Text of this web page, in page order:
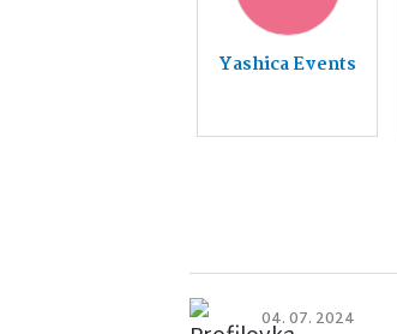
Yashica Events
04. 07. 2024